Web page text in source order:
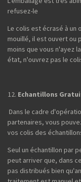
refusez-le
Le colis est écrasé à
mouillé, il est ouvert ou
moins que vous n'ayez
état, n'ouvrez pas le
Echantillons
Dans le cadre
partenaires, vous
vos colis des
Seul un échantillon par
peut arriver que, dans
pas distribués bien